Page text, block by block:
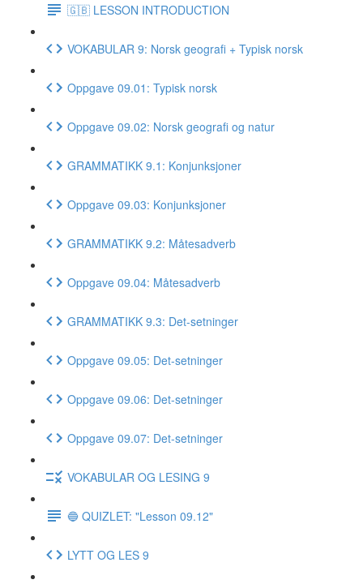
🇬🇧 LESSON INTRODUCTION
VOKABULAR 9: Norsk geografi + Typisk norsk
Oppgave 09.01: Typisk norsk
Oppgave 09.02: Norsk geografi og natur
GRAMMATIKK 9.1: Konjunksjoner
Oppgave 09.03: Konjunksjoner
GRAMMATIKK 9.2: Måtesadverb
Oppgave 09.04: Måtesadverb
GRAMMATIKK 9.3: Det-setninger
Oppgave 09.05: Det-setninger
Oppgave 09.06: Det-setninger
Oppgave 09.07: Det-setninger
VOKABULAR OG LESING 9
🔵 QUIZLET: "Lesson 09.12"
LYTT OG LES 9